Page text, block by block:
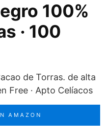
100%
· 100
de Torras. de alta
Free · Apto Celíacos
AMAZON